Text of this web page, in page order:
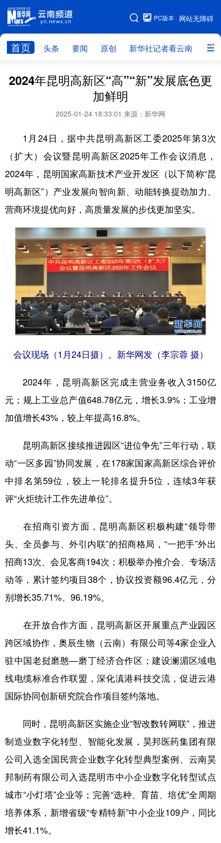
网站无障碍
PC版本
首页 头条 要闻 原创 新华社记者看云南 政务
网站地图
头条 云南要闻 本网原创
政务
云南省领导报道集
教育
州市
社会
图片
经济 服务 云南故事
云南青年说 趣看文物
2024年昆明高新区“高”“新”发展底色更
加鲜明
2025-01-24 18:33:01 来源：新华网
1月24日，据中共昆明高新区工委2025年第3次
（扩大）会议暨昆明高新区2025年工作会议消息，
2024年，昆明国家高新技术产业开发区（以下简称“昆
明高新区”）产业发展向智向新、动能转换提劲加力、
营商环境提优向好，高质量发展的步伐更加坚实。
会议现场（1月24日摄）。新华网发（李宗蓉 摄）
2024年，昆明高新区完成主营业务收入3150亿
元；规上工业总产值648.78亿元，增长3.9%；工业增
加值增长43%，较上年提高16.8%。
昆明高新区接续推进园区“进位争先”三年行动，联
动“一区多园”协同发展，在178家国家高新区综合评价
中排名第59位，较上一轮排名提升5位，连续3年获
评“火炬统计工作先进单位”。
在招商引资方面，昆明高新区积极构建“领导带
头、全员参与、外引内联”的招商格局，“一把手”外出
招商13次、会见客商194次；积极举办推介会、专场活
动等，累计签约项目38个，协议投资额96.4亿元，分
别增长35.71%、96.19%。
在开放合作方面，昆明高新区开展重点产业园区
跨区域协作，奥辰生物（云南）有限公司等4家企业入
驻中国老挝磨憨—磨丁经济合作区；建设澜湄区域电
线电缆标准合作联盟，深化滇港科技交流，促进云港
国际协同创新研究院合作项目签约落地。
同时，昆明高新区实施企业“智改数转网联”，推进
制造业数字化转型、智能化发展，昊邦医药集团有限
公司入选全国民营企业数字化转型典型案例、云南昊
邦制药有限公司入选昆明市中小企业数字化转型试点
城市“小灯塔”企业等；完善“选种、育苗、培优”全周期
培养体系，新增省级“专精特新”中小企业109户，同比
增长41.1%。